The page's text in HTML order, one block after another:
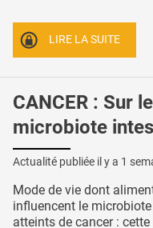
LIRE LA SUITE
CANCER : Sur
microbiote
Actualité publiée il y a 1
Mode de vie dont
influencent le
atteints de cancer :